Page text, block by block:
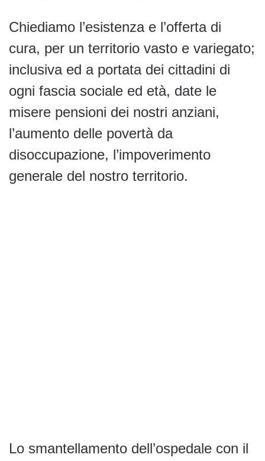
Chiediamo l’esistenza e l’offerta di
cura, per un territorio vasto e variegato;
inclusiva ed a portata dei cittadini di
ogni fascia sociale ed età, date le
misere pensioni dei nostri anziani,
l’aumento delle povertà da
disoccupazione, l’impoverimento
generale del nostro territorio.
Lo smantellamento dell’ospedale con il